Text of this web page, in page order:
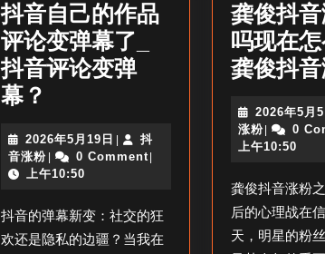
抖音自己的作品
评论变弹幕了_
抖音评论变弹
幕？
自
己
的
作
2026年5月19日 2026
年
19
日
抖
音涨粉 抖
音
粉
0 Comment
上午10:50
抖音的弹幕新变：社交的狂
欢还是隐私的边疆？当我在
龚俊抖
吗现在怎
龚俊抖音
2026年5月5
涨粉抖
音
粉
0
上午10:50
龚俊抖音涨粉
后的心理战在
天，明星的粉